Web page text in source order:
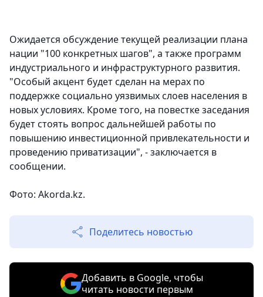
Ожидается обсуждение текущей реализации плана
нации "100 конкретных шагов", а также программ
индустриального и инфраструктурного развития.
"Особый акцент будет сделан на мерах по
поддержке социально уязвимых слоев населения в
новых условиях. Кроме того, на повестке заседания
будет стоять вопрос дальнейшей работы по
повышению инвестиционной привлекательности и
проведению приватизации", - заключается в
сообщении.
Фото: Akorda.kz.
Поделитесь новостью
Добавить в Google, чтобы
читать новости первым